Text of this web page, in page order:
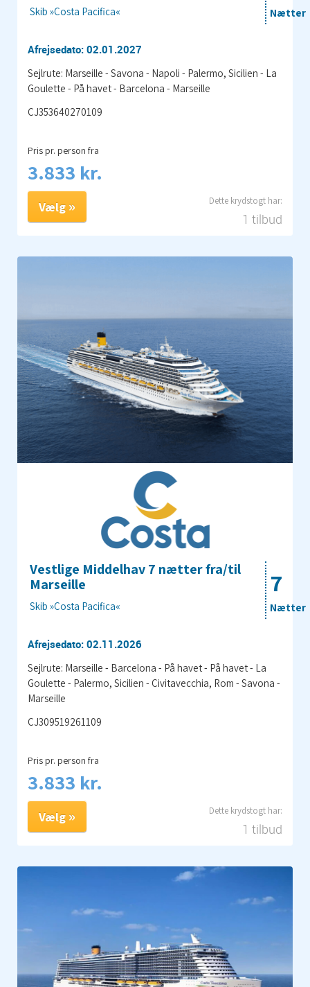
Nætter
Skib »Costa Pacifica«
Afrejsedato: 02.01.2027
Sejlrute: Marseille - Savona - Napoli - Palermo, Sicilien - La
Goulette - På havet - Barcelona - Marseille
CJ353640270109
Pris pr. person fra
3.833 kr.
1 tilbud
Vælg
7
Nætter
Vestlige Middelhav 7 nætter fra/til
Marseille
Skib »Costa Pacifica«
Afrejsedato: 02.11.2026
Sejlrute: Marseille - Barcelona - På havet - På havet - La
Goulette - Palermo, Sicilien - Civitavecchia, Rom - Savona -
Marseille
CJ309519261109
Pris pr. person fra
3.833 kr.
1 tilbud
Vælg